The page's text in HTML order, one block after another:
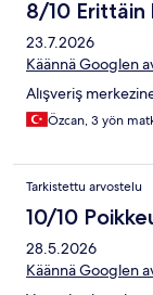
8/10 Erittäin
23.7.2026
Käännä Googlen
Alışveriş
Özcan, 3 yön
Tarkistettu arvostelu
10/10
28.5.2026
Käännä Googlen